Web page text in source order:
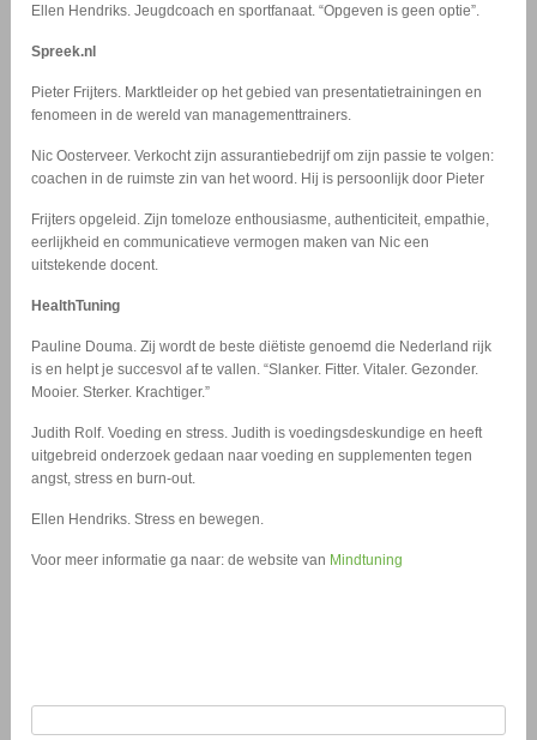
Ellen Hendriks. Jeugdcoach en sportfanaat. “Opgeven is geen optie”.
Spreek.nl
Pieter Frijters. Marktleider op het gebied van presentatietrainingen en
fenomeen in de wereld van managementtrainers.
Nic Oosterveer. Verkocht zijn assurantiebedrijf om zijn passie te volgen:
coachen in de ruimste zin van het woord. Hij is persoonlijk door Pieter
Frijters opgeleid. Zijn tomeloze enthousiasme, authenticiteit, empathie,
eerlijkheid en communicatieve vermogen maken van Nic een
uitstekende docent.
HealthTuning
Pauline Douma. Zij wordt de beste diëtiste genoemd die Nederland rijk
is en helpt je succesvol af te vallen. “Slanker. Fitter. Vitaler. Gezonder.
Mooier. Sterker. Krachtiger.”
Judith Rolf. Voeding en stress. Judith is voedingsdeskundige en heeft
uitgebreid onderzoek gedaan naar voeding en supplementen tegen
angst, stress en burn-out.
Ellen Hendriks. Stress en bewegen.
Voor meer informatie ga naar: de website van Mindtuning